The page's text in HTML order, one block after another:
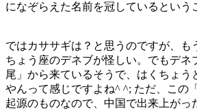
になぞらえた名前を冠しているという
ではカササギは？と思うのですが、も
ちょう座のデネブが怪しい。でもデネ
尾」から来ているそうで、はくちょう
やんって感じですよね^ ^; ただ、この
起源のものなので、中国で出来上がっ